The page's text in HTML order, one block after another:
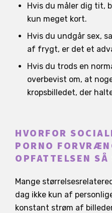
Hvis du måler dig tit,
kun meget kort.
Hvis du undgår sex,
af frygt, er det et
Hvis du trods en
overbevist om, at
kropsbilledet, der
HVORFOR
PORNO
OPFATTELSEN
Mange
dag ikke kun af
konstant strøm af